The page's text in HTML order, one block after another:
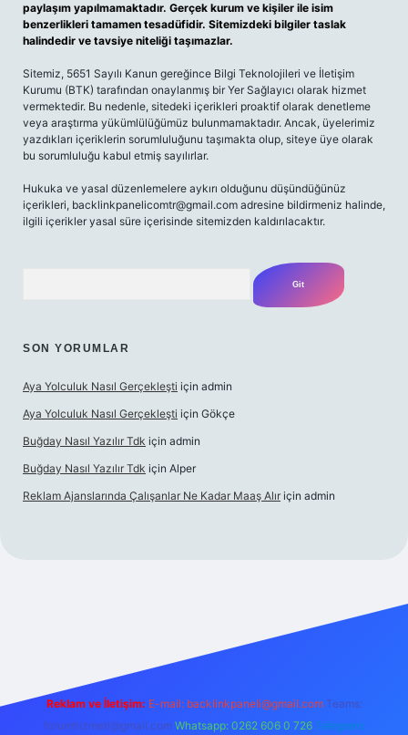
paylaşım yapılmamaktadır. Gerçek kurum ve kişiler ile isim
benzerlikleri tamamen tesadüfidir. Sitemizdeki bilgiler taslak
halindedir ve tavsiye niteliği taşımazlar.
Sitemiz, 5651 Sayılı Kanun gereğince Bilgi Teknolojileri ve İletişim
Kurumu (BTK) tarafından onaylanmış bir Yer Sağlayıcı olarak hizmet
vermektedir. Bu nedenle, sitedeki içerikleri proaktif olarak denetleme
veya araştırma yükümlülüğümüz bulunmamaktadır. Ancak, üyelerimiz
yazdıkları içeriklerin sorumluluğunu taşımakta olup, siteye üye olarak
bu sorumluluğu kabul etmiş sayılırlar.
Hukuka ve yasal düzenlemelere aykırı olduğunu düşündüğünüz
içerikleri, backlinkpanelicomtr@gmail.com adresine bildirmeniz halinde,
ilgili içerikler yasal süre içerisinde sitemizden kaldırılacaktır.
SON YORUMLAR
Aya Yolculuk Nasıl Gerçekleşti için admin
Aya Yolculuk Nasıl Gerçekleşti için Gökçe
Buğday Nasıl Yazılır Tdk için admin
Buğday Nasıl Yazılır Tdk için Alper
Reklam Ajanslarında Çalışanlar Ne Kadar Maaş Alır için admin
Reklam ve İletişim: E-mail: backlinkpaneli@gmail.com Teams:
forumhizmeti@gmail.com Whatsapp: 0262 606 0 726 Telegram: